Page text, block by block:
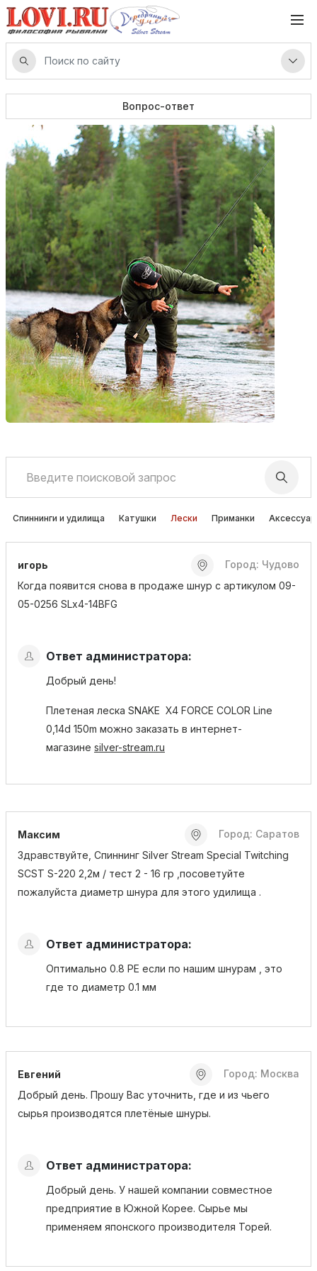
Вопрос-ответ
Спиннинги и удилища Катушки Лески Приманки
игорь
Город: Чудово
Когда появится снова в продаже шнур с артикулом 09-
05-0256 SLx4-14BFG
Ответ администратора:
Добрый день!
Плетеная леска SNAKE X4 FORCE COLOR Line
0,14d 150m можно заказать в интернет-
магазине silver-stream.ru
Максим
Город: Саратов
Здравствуйте, Спиннинг Silver Stream Special Twitching
SCST S-220 2,2м / тест 2 - 16 гр ,посоветуйте
пожалуйста диаметр шнура для этого удилища .
Ответ администратора:
Оптимально 0.8 РЕ если по нашим шнурам , это
где то диаметр 0.1 мм
Евгений
Город: Москва
Добрый день. Прошу Вас уточнить, где и из чьего
сырья производятся плетёные шнуры.
Ответ администратора:
Добрый день. У нашей компании совместное
предприятие в Южной Корее. Сырье мы
применяем японского производителя Торей.